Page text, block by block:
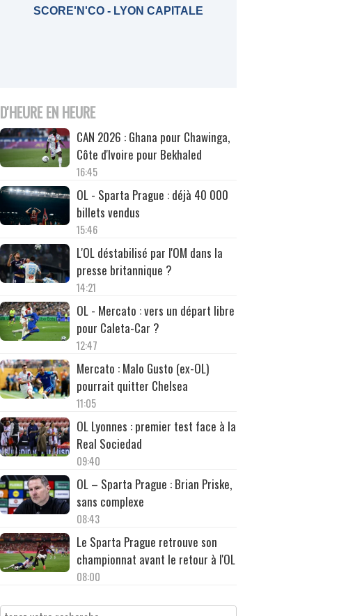
SCORE'N'CO - LYON CAPITALE
D'HEURE EN HEURE
CAN 2026 : Ghana pour Chawinga,
Côte d'Ivoire pour Bekhaled
16:45
OL - Sparta Prague : déjà 40 000
billets vendus
15:46
L'OL déstabilisé par l'OM dans la
presse britannique ?
14:21
OL - Mercato : vers un départ libre
pour Caleta-Car ?
12:47
Mercato : Malo Gusto (ex-OL)
pourrait quitter Chelsea
11:05
OL Lyonnes : premier test face à la
Real Sociedad
09:40
OL – Sparta Prague : Brian Priske,
sans complexe
08:43
Le Sparta Prague retrouve son
championnat avant le retour à l'OL
08:00